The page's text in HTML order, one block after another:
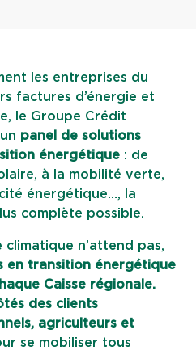
les entreprises du
factures d’énergie et
le Groupe Crédit
panel de solutions
énergétique : de
à la mobilité verte,
énergétique…, la
complète possible.
climatique n’attend pas,
en transition énergétique
Caisse régionale.
des clients
agriculteurs et
se mobiliser tous